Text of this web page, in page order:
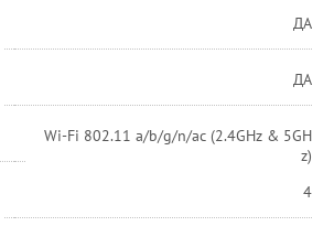
ДА
ДА
Wi-Fi 802.11 a/b/g/n/ac (2.4GHz & 5GH
z)
4